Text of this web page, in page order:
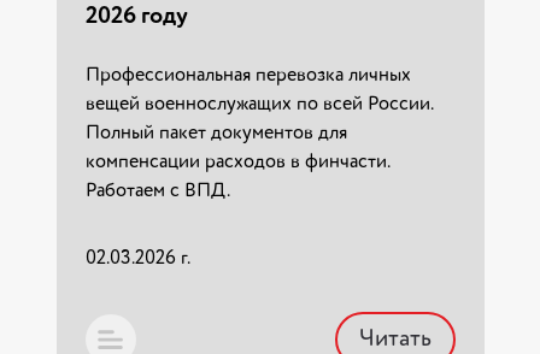
2026 году
Профессиональная перевозка личных
вещей военнослужащих по всей России.
Полный пакет документов для
компенсации расходов в финчасти.
Работаем с ВПД.
02.03.2026 г.
Читать
юридический квест. Рассказываем, как
опись б/у имущества и подготовить
документы для таможни, чтобы груз не
развернули на границе.
27.07.2026 г.